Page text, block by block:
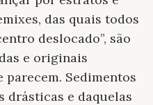
das quais todos
deslocado”, são
e originais
parecem. Sedimentos
drásticas e daquelas